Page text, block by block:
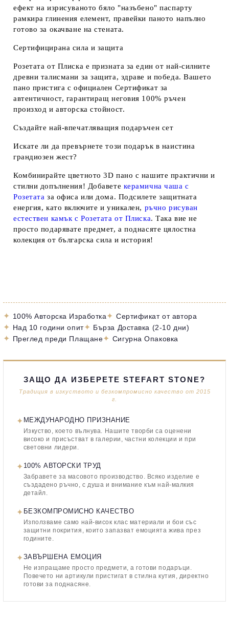
ефект на изрисуваното бяло "назъбено" паспарту
рамкира глинения елемент, правейки паното напълно
готово за окачване на стената.
Сертифицирана сила и защита
Розетата от Плиска е призната за един от най-силните
древни талисмани за защита, здраве и победа. Вашето
пано пристига с официален Сертификат за
автентичност, гарантиращ неговия 100% ръчен
произход и авторска стойност.
Създайте най-впечатляващия подаръчен сет
Искате ли да превърнете този подарък в наистина
грандиозен жест?
Комбинирайте цветното 3D пано с нашите практични и
стилни допълнения! Добавете керамична чаша с
Розетата за офиса или дома. Подсилете защитната
енергия, като включите и уникален, ръчно рисуван
естествен камък с Розетата от Плиска. Така вие не
просто подарявате предмет, а поднасяте цялостна
колекция от българска сила и история!
✦ 100% Авторска Изработка✦ Сертификат от автора
✦ Над 10 години опит✦ Бърза Доставка (2-10 дни)
✦ Преглед преди Плащане✦ Сигурна Опаковка
ЗАЩО ДА ИЗБЕРЕТЕ STEFART STONE?
Традиция в изкуството и безкомпромисно качество от 2015
г.
✦ МЕЖДУНАРОДНО ПРИЗНАНИЕ
Изкуство, което вълнува. Нашите творби са оценени
високо и присъстват в галерии, частни колекции и при
световни лидери.
✦ 100% АВТОРСКИ ТРУД
Забравете за масовото производство. Всяко изделие е
създадено ръчно, с душа и внимание към най-малкия
детайл.
✦ БЕЗКОМПРОМИСНО КАЧЕСТВО
Използваме само най-висок клас материали и бои със
защитни покрития, които запазват емоцията жива през
годините.
✦ЗАВЪРШЕНА ЕМОЦИЯ
Не изпращаме просто предмети, а готови подаръци.
Повечето ни артикули пристигат в стилна кутия, директно
готови за поднасяне.